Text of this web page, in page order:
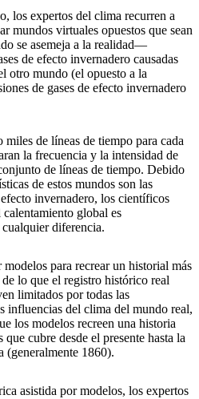
los expertos del clima recurren a
mundos virtuales opuestos que sean
se asemeja a la realidad—
de efecto invernadero causadas
otro mundo (el opuesto a la
de gases de efecto invernadero
de líneas de tiempo para cada
la frecuencia y la intensidad de
de líneas de tiempo. Debido
de estos mundos son las
invernadero, los científicos
calentamiento global es
diferencia.
modelos para recrear un historial más
lo que el registro histórico real
limitados por todas las
influencias del clima del mundo real,
los modelos recreen una historia
cubre desde el presente hasta la
(generalmente 1860).
asistida por modelos, los expertos